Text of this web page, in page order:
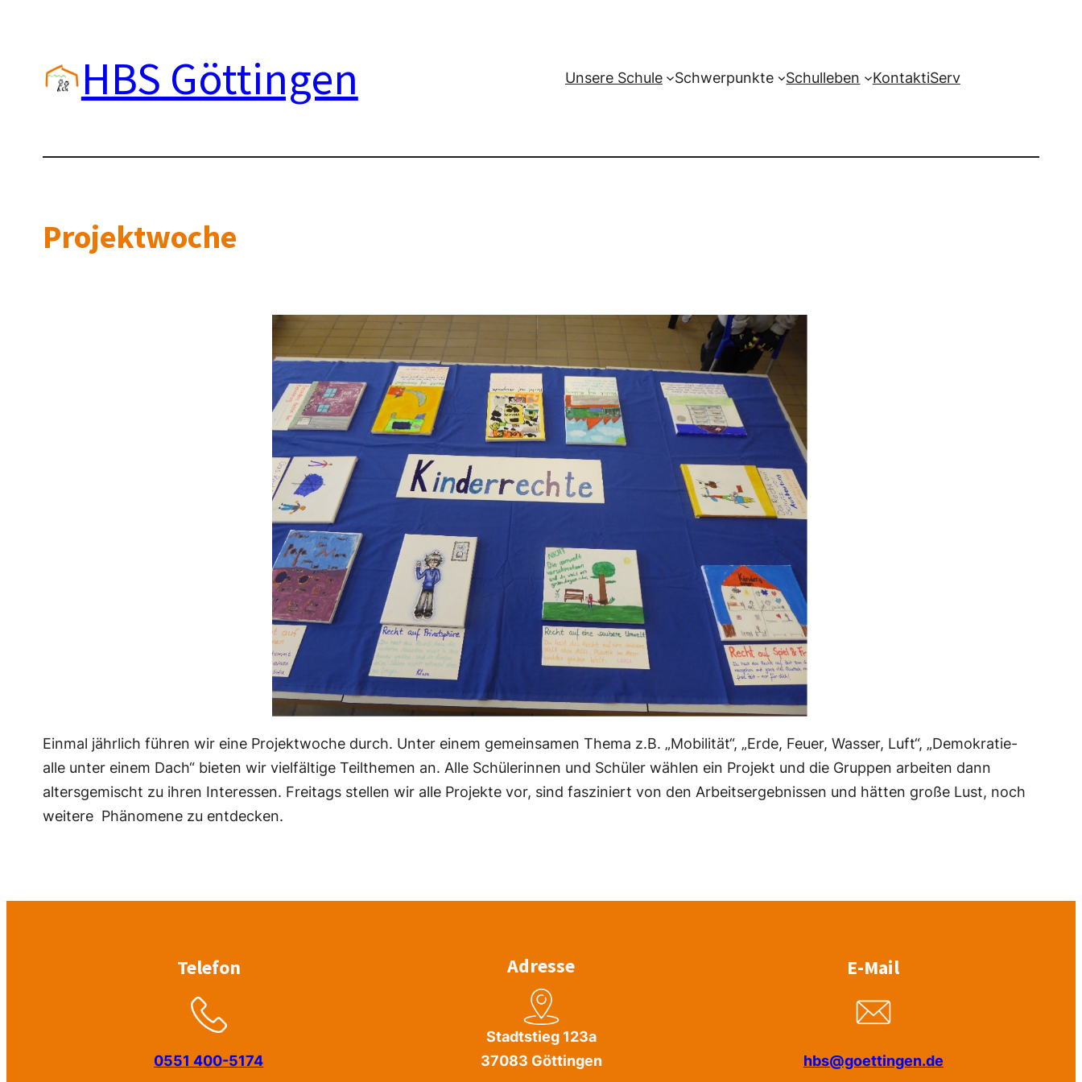
springen
HBS Göttingen Unsere Schule Schwerpunkte Schulleben KontaktiServ
Projektwoche
Einmal jährlich führen wir eine Projektwoche durch. Unter einem gemeinsamen Thema z.B. „Mobilität“, „Erde, Feuer, Wasser, Luft“, „Demokratie-
alle unter einem Dach“ bieten wir vielfältige Teilthemen an. Alle Schülerinnen und Schüler wählen ein Projekt und die Gruppen arbeiten dann
altersgemischt zu ihren Interessen. Freitags stellen wir alle Projekte vor, sind fasziniert von den Arbeitsergebnissen und hätten große Lust, noch
weitere Phänomene zu entdecken.
Telefon
0551 400-5174
Adresse
Stadtstieg 123a
37083 Göttingen
E-Mail
hbs@goettingen.de